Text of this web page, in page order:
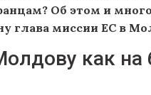
Об этом и
глава миссии ЕС в
как на